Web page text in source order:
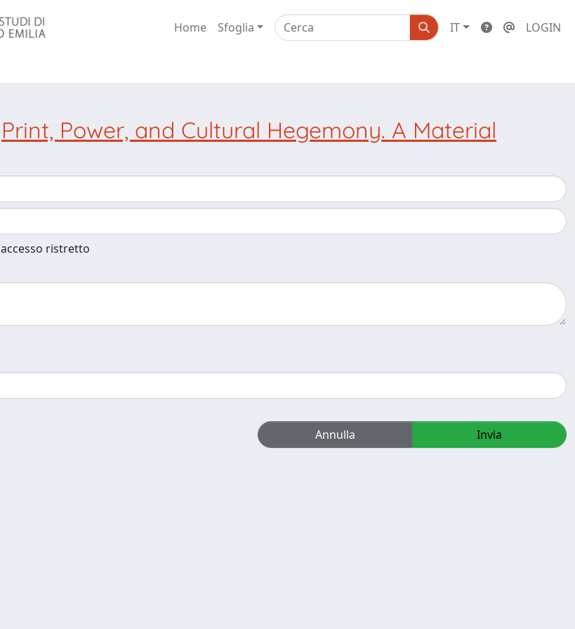
Home Sfoglia IT LOGIN
Print, Power, and Cultural Hegemony. A Material
ristretto
Annulla Invia